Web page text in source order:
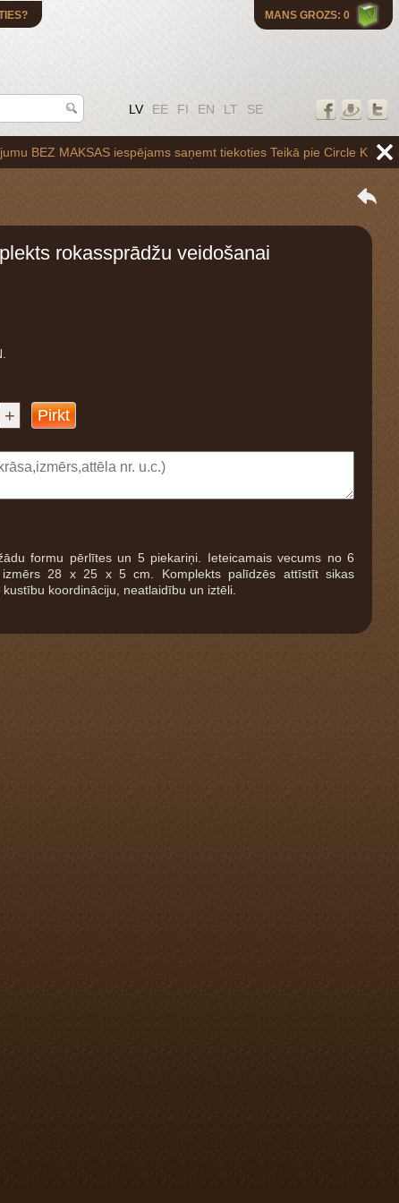
MANS GROZS: 0
LV EE FI EN LT SE
MAKSAS iespējams saņemt tiekoties Teikā pie Circle K
rokassprādžu veidošanai
+ Pirkt
formu pērlītes un 5 piekariņi. Ieteicamais vecums no 6
izmērs 28 x 25 x 5 cm. Komplekts palīdzēs attīstīt sikas
koordināciju, neatlaidību un iztēli.